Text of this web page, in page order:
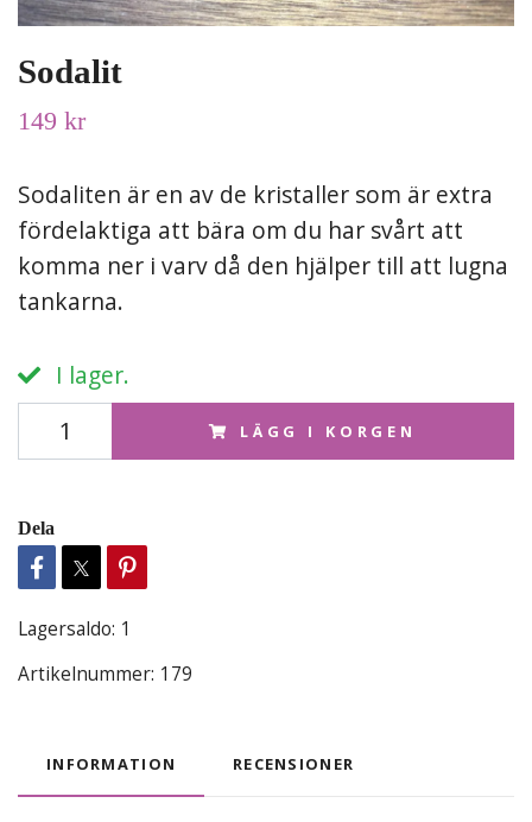
Sodalit
149 kr
Sodaliten är en av de kristaller som är extra
fördelaktiga att bära om du har svårt att
komma ner i varv då den hjälper till att lugna
tankarna.
I lager.
LÄGG I KORGEN
Dela
Lagersaldo: 1
Artikelnummer: 179
INFORMATION RECENSIONER